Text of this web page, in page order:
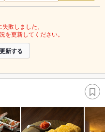
敗しました。
を更新してください。
新する